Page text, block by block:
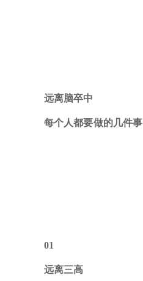
远离脑卒中
每个人都要做的几件事
01
远离三高